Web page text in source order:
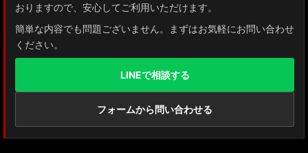
おりますので、安心してご利用いただけます。
簡単な内容でも問題ございません。まずはお気軽にお問い合わせ
ください。
LINEで相談する
フォームから問い合わせる